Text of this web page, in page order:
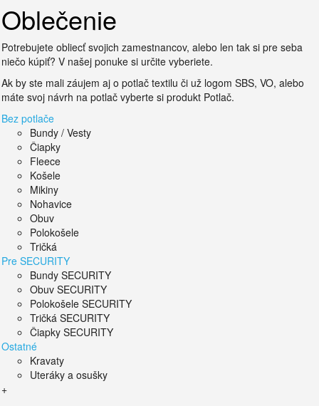
Oblečenie
Potrebujete obliecť svojich zamestnancov, alebo len tak si pre seba
niečo kúpiť? V našej ponuke si určite vyberiete.
Ak by ste mali záujem aj o potlač textilu či už logom SBS, VO, alebo
máte svoj návrh na potlač vyberte si produkt Potlač.
Bez potlače
Bundy / Vesty
Čiapky
Fleece
Košele
Mikiny
Nohavice
Obuv
Polokošele
Tričká
Pre SECURITY
Bundy SECURITY
Obuv SECURITY
Polokošele SECURITY
Tričká SECURITY
Čiapky SECURITY
Ostatné
Kravaty
Uteráky a osušky
+